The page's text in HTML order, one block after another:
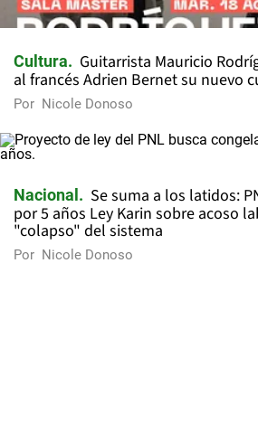
Cultura
Guitarrista Mauricio
al francés Adrien Bernet su nuevo
Por Nicole Donoso
Nacional
Se suma a los latidos:
por 5 años Ley Karin sobre acoso
"colapso" del sistema
Por Nicole Donoso